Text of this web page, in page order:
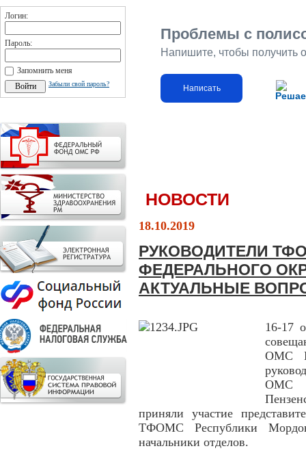
Логин:
Пароль:
Запомнить меня
Забыли свой пароль?
Проблемы с
Напишите, чтобы получить
Написать
НОВОСТИ
18.10.2019
РУКОВОДИТЕЛИ
ФЕДЕРАЛЬНОГО
АКТУАЛЬНЫЕ
16-17
ОМС
ОМС
приняли участие
ТФОМС Республики
начальники отделов.